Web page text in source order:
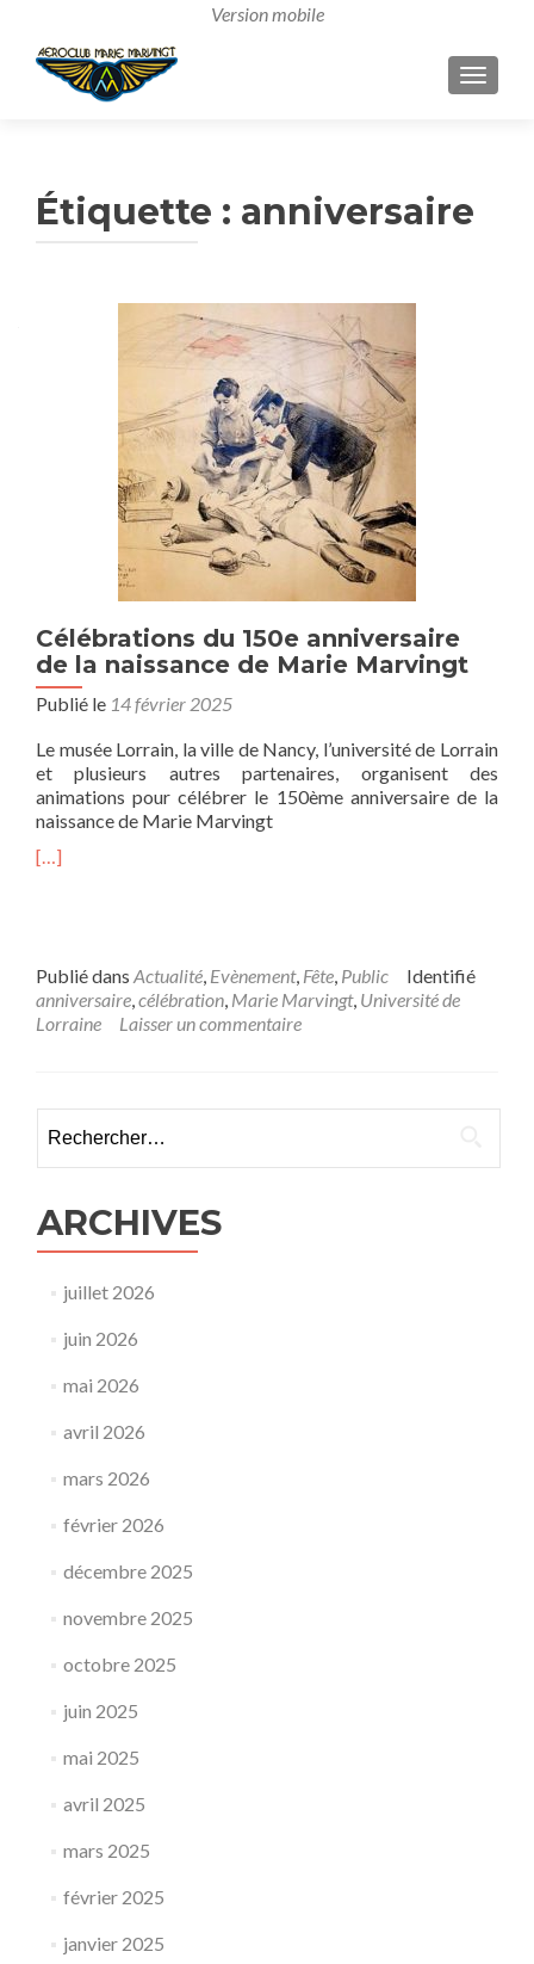
Étiquette : anniversaire
Célébrations du 150e anniversaire
de la naissance de Marie Marvingt
Publié le 14 février 2025
Le musée Lorrain, la ville de Nancy, l’université de Lorrain
et plusieurs autres partenaires, organisent des
animations pour célébrer le 150ème anniversaire de la
naissance de Marie Marvingt
[…]
Publié dans Actualité, Evènement, Fête, Public
Identifié
anniversaire,célébration, Marie Marvingt, Université de
Lorraine
Laisser un commentaire
ARCHIVES
juillet 2026
juin 2026
mai 2026
avril 2026
mars 2026
février 2026
décembre 2025
novembre 2025
octobre 2025
juin 2025
mai 2025
avril 2025
mars 2025
février 2025
janvier 2025